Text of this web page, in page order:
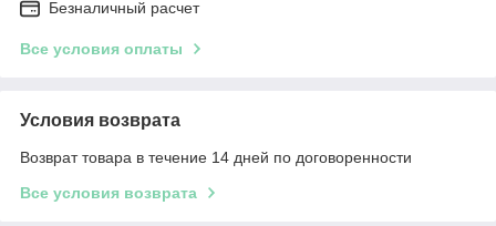
Безналичный расчет
Все условия оплаты
Условия возврата
Возврат товара в течение 14 дней по договоренности
Все условия возврата